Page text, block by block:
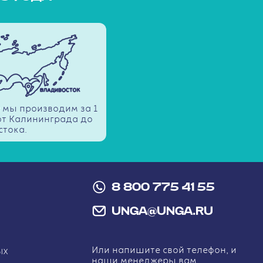
производим за 1
Калининграда до
8 800 775 41 55
UNGA@UNGA.RU
Или напишите свой телефон, и
наши менеджеры вам